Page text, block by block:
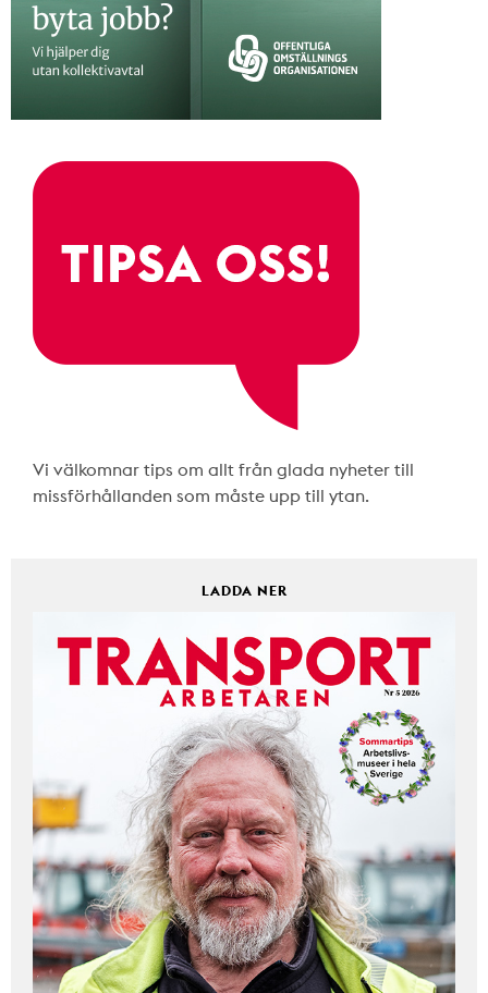
Vi välkomnar tips om allt från glada nyheter till
missförhållanden som måste upp till ytan.
LADDA NER